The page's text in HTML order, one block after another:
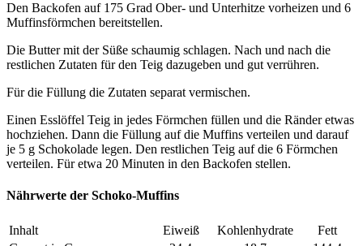
Den Backofen auf 175 Grad Ober- und Unterhitze vorheizen und 6
Muffinsförmchen bereitstellen.
Die Butter mit der Süße schaumig schlagen. Nach und nach die
restlichen Zutaten für den Teig dazugeben und gut verrühren.
Für die Füllung die Zutaten separat vermischen.
Einen Esslöffel Teig in jedes Förmchen füllen und die Ränder etwas
hochziehen. Dann die Füllung auf die Muffins verteilen und darauf
je 5 g Schokolade legen. Den restlichen Teig auf die 6 Förmchen
verteilen. Für etwa 20 Minuten in den Backofen stellen.
Nährwerte der Schoko-Muffins
Inhalt Eiweiß Kohlenhydrate
Fett